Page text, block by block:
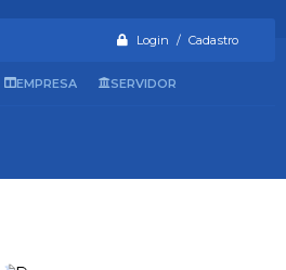
Login / Cadastro
EMPRESA SERVIDOR